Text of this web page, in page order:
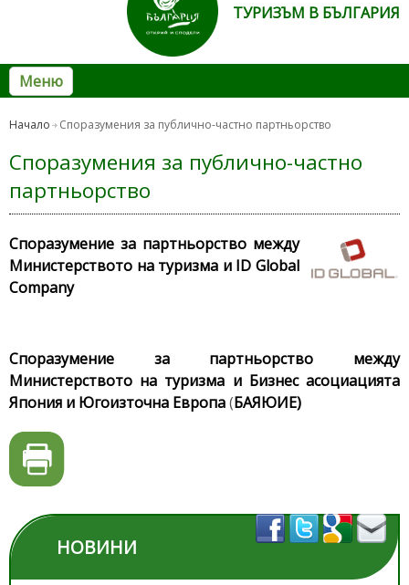
ТУРИЗЪМ В БЪЛГАРИЯ
Меню
Начало Споразумения за публично-частно партньорство
Споразумения за публично-частно
партньорство
Споразумение за партньорство между
Министерството на туризма и ID Global
Company
Споразумение за партньорство между
Министерството на туризма и Бизнес асоциацията
Япония и Югоизточна Европа(БАЯЮИЕ)
НОВИНИ